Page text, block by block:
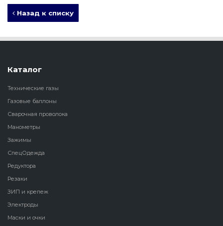
Назад к списку
Каталог
Технические газы
Газовые баллоны
Сварочная проволока
Манометры
Зажимы
СпецОдежда
Редуктора
Резаки
ЗИП и крепеж
Электроды
Маски и очки